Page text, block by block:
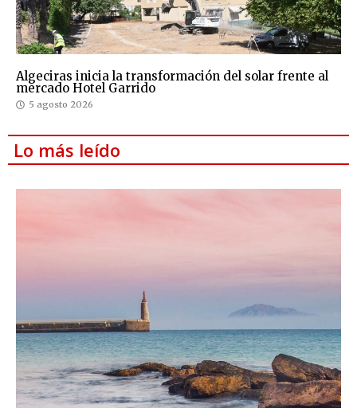
Algeciras inicia la transformación del solar frente al
mercado Hotel Garrido
5 agosto 2026
Lo más leído